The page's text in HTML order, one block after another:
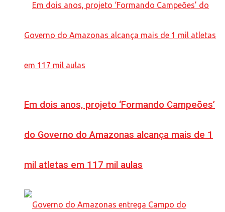
Em dois anos, projeto ‘Formando Campeões’
do Governo do Amazonas alcança mais de 1
mil atletas em 117 mil aulas